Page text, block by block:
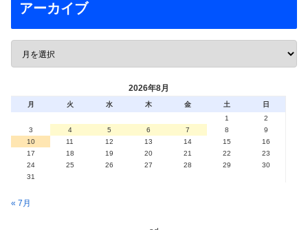
アーカイブ
2026年8月
月 火 水 木 金 土
日
1
2
3
4 5 6 7 8
9
10
11 12 13 14 15
16
17
18 19 20 21 22
23
24
25 26 27 28 29
30
31
« 7月